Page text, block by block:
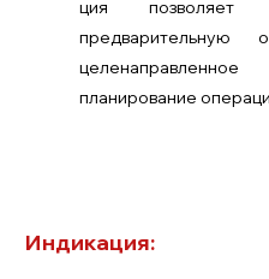
ция позволяет
предварительную
целенаправленное
планирование
Индикация: